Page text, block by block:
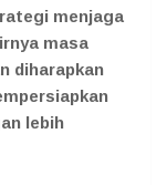
menjaga
masa
diharapkan
lebih